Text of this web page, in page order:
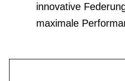
innovative
maximale